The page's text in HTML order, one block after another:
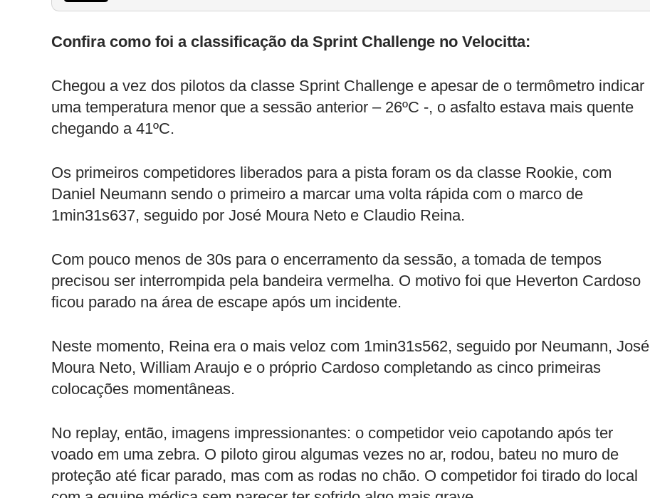
Confira como foi a classificação da Sprint Challenge no Velocitta:
Chegou a vez dos pilotos da classe Sprint Challenge e apesar de o termômetro indicar
uma temperatura menor que a sessão anterior – 26ºC -, o asfalto estava mais quente
chegando a 41ºC.
Os primeiros competidores liberados para a pista foram os da classe Rookie, com
Daniel Neumann sendo o primeiro a marcar uma volta rápida com o marco de
1min31s637, seguido por José Moura Neto e Claudio Reina.
Com pouco menos de 30s para o encerramento da sessão, a tomada de tempos
precisou ser interrompida pela bandeira vermelha. O motivo foi que Heverton Cardoso
ficou parado na área de escape após um incidente.
Neste momento, Reina era o mais veloz com 1min31s562, seguido por Neumann, José
Moura Neto, William Araujo e o próprio Cardoso completando as cinco primeiras
colocações momentâneas.
No replay, então, imagens impressionantes: o competidor veio capotando após ter
voado em uma zebra. O piloto girou algumas vezes no ar, rodou, bateu no muro de
proteção até ficar parado, mas com as rodas no chão. O competidor foi tirado do local